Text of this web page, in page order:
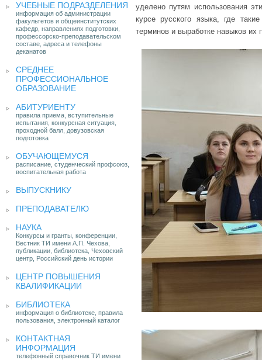
УЧЕБНЫЕ ПОДРАЗДЕЛЕНИЯ
информация об администрации
факультетов и общеинститутских
кафедр, направлениях подготовки,
профессорско-преподавательском
составе, адреса и телефоны
деканатов
СРЕДНЕЕ
ПРОФЕССИОНАЛЬНОЕ
ОБРАЗОВАНИЕ
АБИТУРИЕНТУ
правила приема, вступительные
испытания, конкурсная ситуация,
проходной балл, довузовская
подготовка
ОБУЧАЮЩЕМУСЯ
расписание, студенческий профсоюз,
воспитательная работа
ВЫПУСКНИКУ
ПРЕПОДАВАТЕЛЮ
НАУКА
Конкурсы и гранты, конференции,
Вестник ТИ имени А.П. Чехова,
публикации, библиотека, Чеховский
центр, Российский день истории
ЦЕНТР ПОВЫШЕНИЯ
КВАЛИФИКАЦИИ
БИБЛИОТЕКА
информация о библиотеке, правила
пользования, электронный каталог
КОНТАКТНАЯ
ИНФОРМАЦИЯ
телефонный справочник ТИ имени
уделено путям использования
курсе русского языка, где
терминов и выработке навыков их